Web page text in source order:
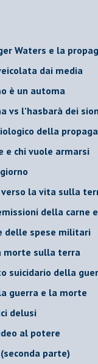
Waters e la
dai media
è un automa
vs l’hasbarà dei
della
e chi vuole armarsi
la vita sulla
della carne
delle spese militari
morte sulla terra
suicidario della
guerra e la morte
delusi
al potere
parte)